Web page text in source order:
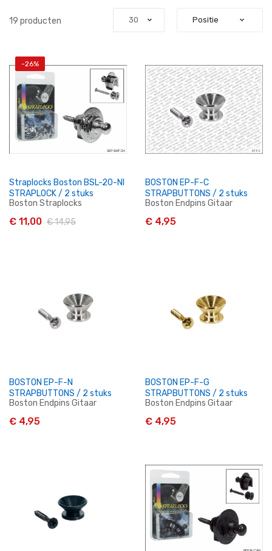
19 producten
-26%
Straplocks Boston BSL-20-NI
STRAPLOCK / 2 stuks
Boston Straplocks
€ 11,00 € 14,95
BOSTON EP-F-C
STRAPBUTTONS / 2 stuks
Boston Endpins Gitaar
€ 4,95
BOSTON EP-F-N
STRAPBUTTONS / 2 stuks
Boston Endpins Gitaar
€ 4,95
In Winkelwagen
BOSTON EP-F-G
STRAPBUTTONS / 2 stuks
Boston Endpins Gitaar
€ 4,95